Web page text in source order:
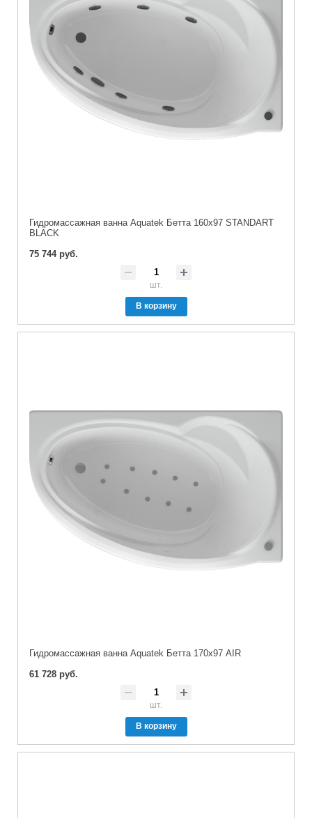
Гидромассажная ванна Aquatek Бетта 160x97 STANDART
BLACK
75 744 руб.
шт.
В корзину
Гидромассажная ванна Aquatek Бетта 170х97 AIR
61 728 руб.
шт.
В корзину